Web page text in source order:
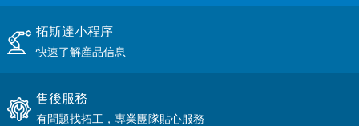
拓斯達小程序
快速了解産品信息
售後服務
有問題找拓工，專業團隊貼心服務